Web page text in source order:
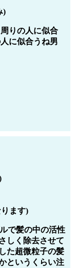
)
りの人に似合
に似合うね男
ます)
で髪の中の活性
しく除去させて
た超微粒子の髪
というくらい注